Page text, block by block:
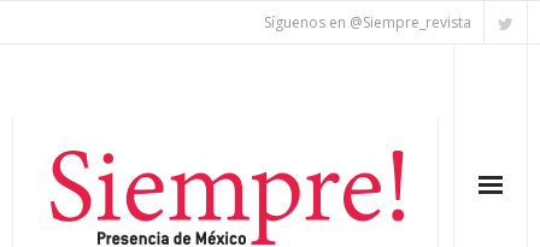
Síguenos en @Siempre_revista